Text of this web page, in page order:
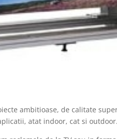
ambitioase, de calitate
atat indoor, cat si outdoor.